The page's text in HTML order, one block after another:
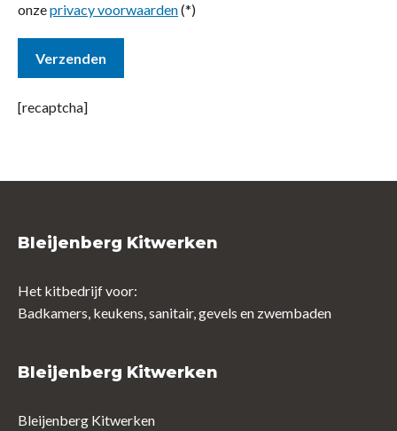
onzeprivacy voorwaarden(*)
[recaptcha]
Bleijenberg Kitwerken
Het kitbedrijf voor:
Badkamers, keukens, sanitair, gevels en zwembaden
Bleijenberg Kitwerken
Bleijenberg Kitwerken